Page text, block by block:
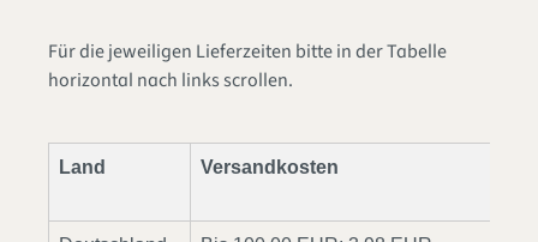
Für die jeweiligen Lieferzeiten bitte in der Tabelle
horizontal nach links scrollen.
Land Versandkosten